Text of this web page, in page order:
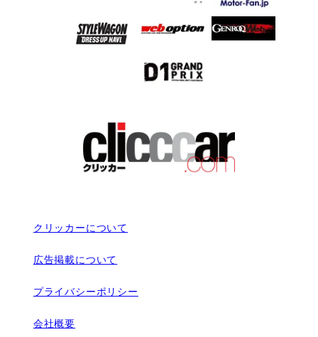
クリッカーについて
広告掲載について
プライバシーポリシー
会社概要